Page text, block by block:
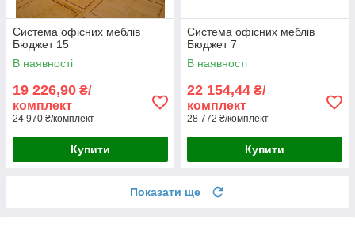
Система офісних меблів
Бюджет 15
В наявності
19 226,90 ₴/
комплект
24 970 ₴/комплект
Купити
Система офісних меблів
Бюджет 7
В наявності
22 154,44 ₴/
комплект
28 772 ₴/комплект
Купити
Показати ще